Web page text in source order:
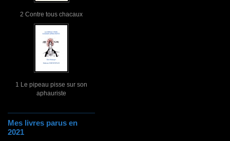
2 Contre tous chacaux
1 Le pipeau pisse sur son
aphauriste
Mes livres parus en
2021